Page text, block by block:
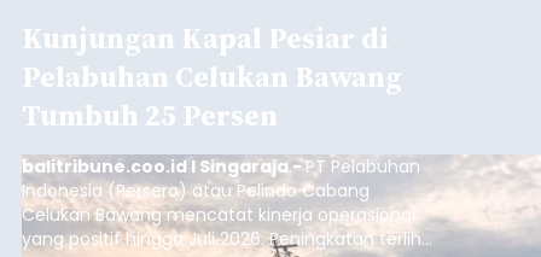
Kunjungan Kapal Pesiar di
Pelabuhan Celukan Bawang
Tumbuh 25 Persen
balitribune.coo.id I Singaraja -PT Pelabuhan
Indonesia (Persero) atau Pelindo Cabang
Celukan Bawang mencatat kinerja operasional
yang positif hingga Juli 2026. Peningkatan terlihat